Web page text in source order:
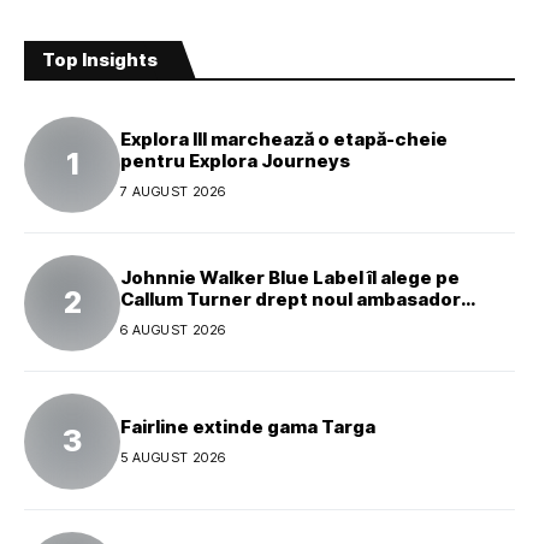
Top Insights
Explora III marchează o etapă-cheie
pentru Explora Journeys
7 AUGUST 2026
Johnnie Walker Blue Label îl alege pe
Callum Turner drept noul ambasador
global al mărcii
6 AUGUST 2026
Fairline extinde gama Targa
5 AUGUST 2026